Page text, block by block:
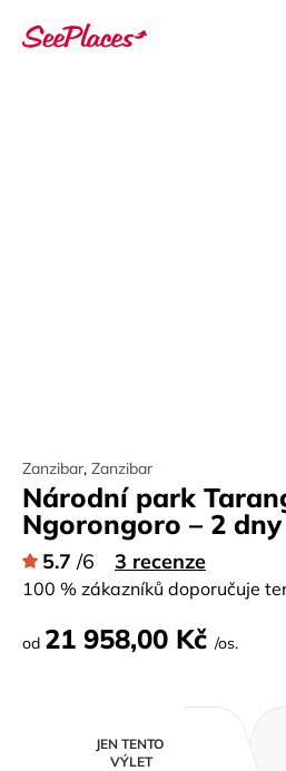
Zanzibar, Zanzibar
Národní park
Ngorongoro – 2 dny
5.7 /6 3 recenze
100 % zákazníků doporučuje
od 21 958,00 Kč /os.
JEN TENTO
VÝLET